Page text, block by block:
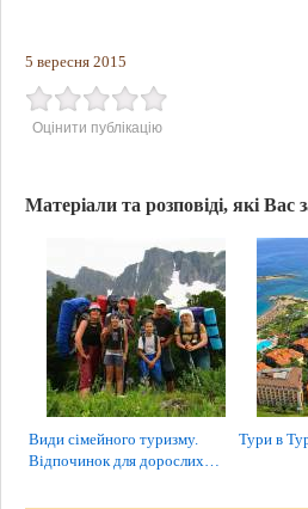
5 вересня 2015
Оцінити публікацію
Матеріали та розповіді, які Вас
Види сімейного туризму.
Відпочинок для дорослих…
Тури в